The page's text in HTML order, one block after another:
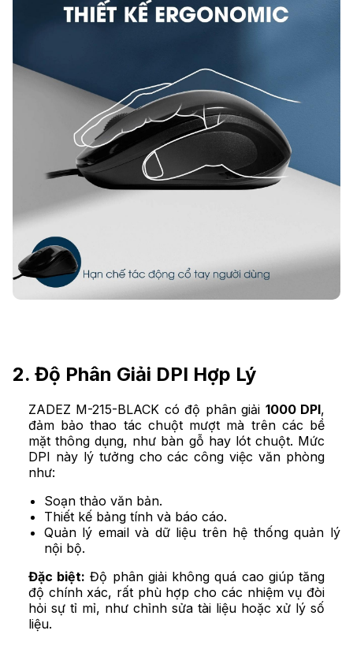
2. Độ Phân Giải DPI Hợp Lý
ZADEZ M-215-BLACK có độ phân giải 1000 DPI,
đảm bảo thao tác chuột mượt mà trên các bề
mặt thông dụng, như bàn gỗ hay lót chuột. Mức
DPI này lý tưởng cho các công việc văn phòng
như:
Soạn thảo văn bản.
Thiết kế bảng tính và báo cáo.
Quản lý email và dữ liệu trên hệ thống quản lý
nội bộ.
Đặc biệt: Độ phân giải không quá cao giúp tăng
độ chính xác, rất phù hợp cho các nhiệm vụ đòi
hỏi sự tỉ mỉ, như chỉnh sửa tài liệu hoặc xử lý số
liệu.